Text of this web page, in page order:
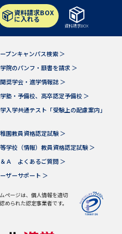
資料請求BOX
に入れる
資料請求BOX
プンキャンパス検索 ＞
院のパンフ・願書を請求 ＞
奨学会・進学情報誌 ＞
塾・予備校、高卒認定予備校 ＞
入学共通テスト「受験上の配慮案内」
園教員資格認定試験 ＞
学校（情報）教員資格認定試験 ＞
Ａ よくあるご質問 ＞
ザーサポート ＞
ページは、個人情報を適切
られた認定事業者です。